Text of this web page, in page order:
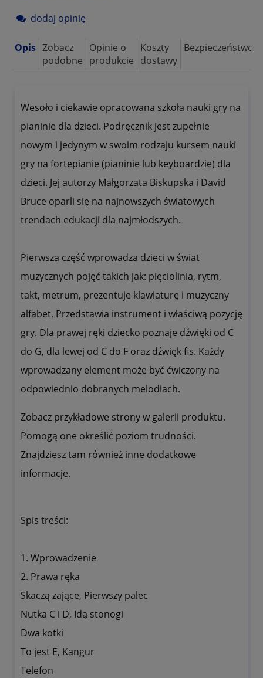
dodaj opinię
Opis Zobacz
podobne
Opinie o
produkcie
Koszty
dostawy
Bezpieczeństwo
Wesoło i ciekawie opracowana szkoła nauki gry na
pianinie dla dzieci. Podręcznik jest zupełnie
nowym i jedynym w swoim rodzaju kursem nauki
gry na fortepianie (pianinie lub keyboardzie) dla
dzieci. Jej autorzy Małgorzata Biskupska i David
Bruce oparli się na najnowszych światowych
trendach edukacji dla najmłodszych.
Pierwsza część wprowadza dzieci w świat
muzycznych pojęć takich jak: pięciolinia, rytm,
takt, metrum, prezentuje klawiaturę i muzyczny
alfabet. Przedstawia instrument i właściwą pozycję
gry. Dla prawej ręki dziecko poznaje dźwięki od C
do G, dla lewej od C do F oraz dźwięk fis. Każdy
wprowadzany element może być ćwiczony na
odpowiednio dobranych melodiach.
Zobacz przykładowe strony w galerii produktu.
Pomogą one określić poziom trudności.
Znajdziesz tam również inne dodatkowe
informacje.
Spis treści:
1. Wprowadzenie
2. Prawa ręka
Skaczą zające, Pierwszy palec
Nutka C i D, Idą stonogi
Dwa kotki
To jest E, Kangur
Telefon